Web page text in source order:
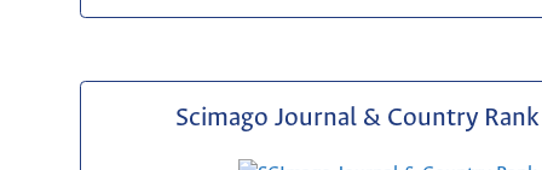
Scimago Journal & Country Rank